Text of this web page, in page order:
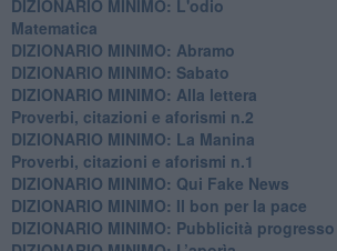
DIZIONARIO MINIMO: L'odio
​Matematica
DIZIONARIO MINIMO: Abramo
DIZIONARIO MINIMO: Sabato
​DIZIONARIO MINIMO: Alla lettera
Proverbi, citazioni e aforismi n.2
DIZIONARIO MINIMO: La Manina
​Proverbi, citazioni e aforismi n.1
DIZIONARIO MINIMO: Qui Fake News
DIZIONARIO MINIMO: ​Il bon per la pace
DIZIONARIO MINIMO: Pubblicità progresso